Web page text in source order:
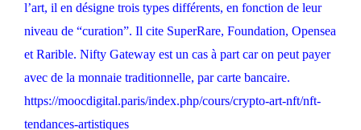
l’art, il en désigne trois types différents, en fonction de leur
niveau de “curation”. Il cite SuperRare, Foundation, Opensea
et Rarible. Nifty Gateway est un cas à part car on peut payer
avec de la monnaie traditionnelle, par carte bancaire.
https://moocdigital.paris/index.php/cours/crypto-art-nft/nft-
tendances-artistiques